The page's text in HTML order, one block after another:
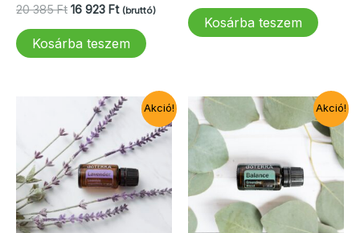
20 385Ft Original
was:
20
16 923 FtCurrent
16
(bruttó)
Kosárba teszem
was:
16
12
Kosárba teszem
Akció! Akció!